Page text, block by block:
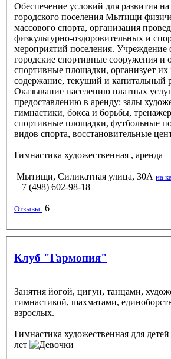
Обеспечение условий для развития
городского поселения Мытищи
массового спорта, организация
физкультурно-оздоровительных и
мероприятий поселения. Учреждение
городские спортивные сооружения и
спортивные площадки, организует их
содержание, текущий и капитальный
Оказывание населению платных
предоставлению в аренду: залы
гимнастики, бокса и борьбы,
спортивные площадки, футбольные
видов спорта, восстановительные
Гимнастика художественная , аренда
Мытищи, Силикатная улица, 30А на
+7 (498) 602-98-18
Отзывы: 6
Клуб "Гармония"
Занятия йогой, цигун, танцами,
гимнастикой, шахматами,
взрослых.
Гимнастика художественная для
лет